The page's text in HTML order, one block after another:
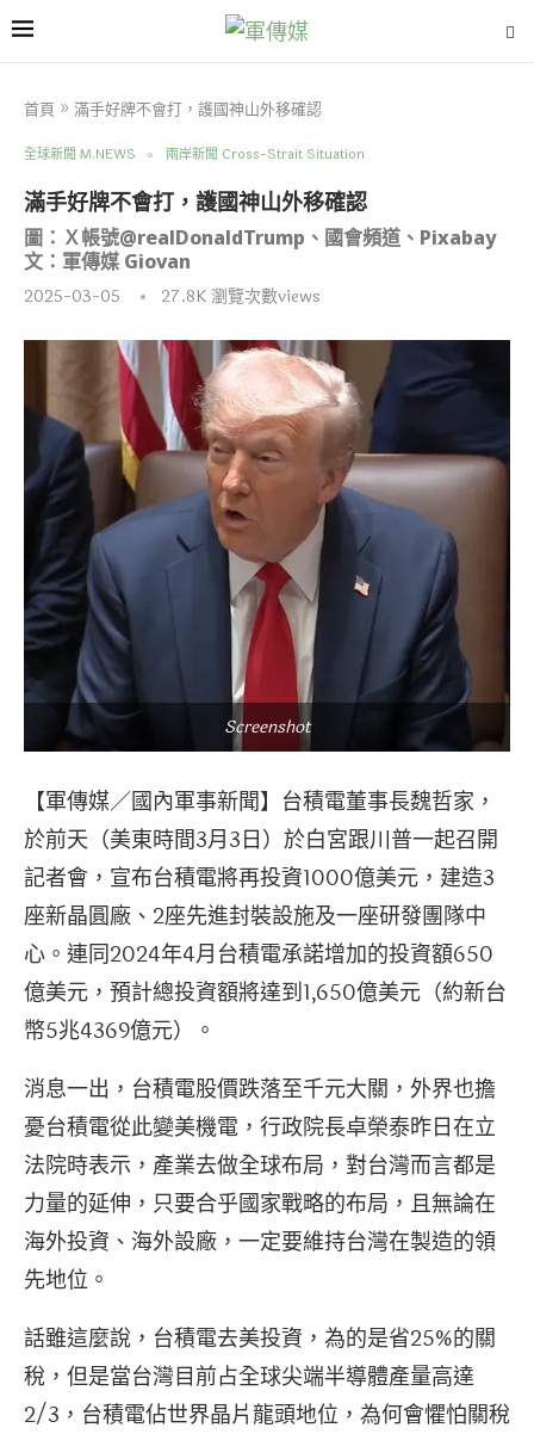
首頁 » 滿手好牌不會打，護國神山外移確認
全球新聞 M.NEWS 兩岸新聞 Cross-Strait Situation
滿手好牌不會打，護國神山外移確認
圖：Ｘ帳號@realDonaldTrump、國會頻道、Pixabay
文：軍傳媒 Giovan
2025-03-05 27.8K瀏覽次數views
Screenshot
【軍傳媒／國內軍事新聞】台積電董事長魏哲家，
於前天（美東時間3月3日）於白宮跟川普一起召開
記者會，宣布台積電將再投資1000億美元，建造3
座新晶圓廠、2座先進封裝設施及一座研發團隊中
心。連同2024年4月台積電承諾增加的投資額650
億美元，預計總投資額將達到1,650億美元（約新台
幣5兆4369億元）。
消息一出，台積電股價跌落至千元大關，外界也擔
憂台積電從此變美機電，行政院長卓榮泰昨日在立
法院時表示，產業去做全球布局，對台灣而言都是
力量的延伸，只要合乎國家戰略的布局，且無論在
海外投資、海外設廠，一定要維持台灣在製造的領
先地位。
話雖這麼說，台積電去美投資，為的是省25%的關
稅，但是當台灣目前占全球尖端半導體產量高達
2/3，台積電佔世界晶片龍頭地位，為何會懼怕關稅